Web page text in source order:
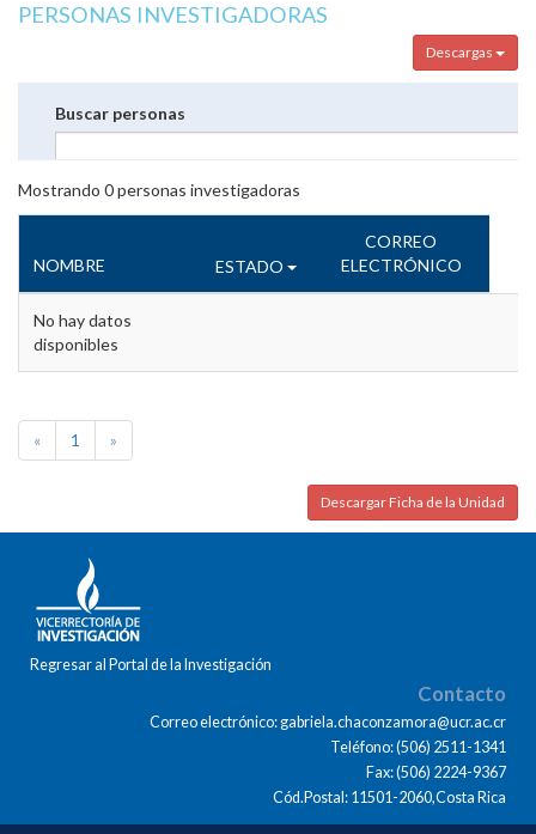
PERSONAS INVESTIGADORAS
Descargas
Buscar personas
Mostrando 0personas investigadoras
NOMBRE ESTADO
CORREO
ELECTRÓNICO
No hay datos
disponibles
« 1 »
Descargar Ficha de la Unidad
Regresar al Portal de la Investigación
Contacto
Correo electrónico: gabriela.chaconzamora@ucr.ac.cr
Teléfono: (506) 2511-1341
Fax: (506) 2224-9367
Cód.Postal: 11501-2060,Costa Rica